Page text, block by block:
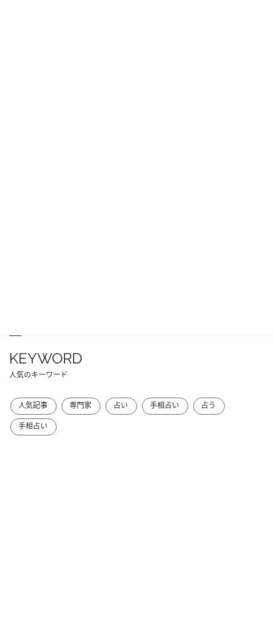
KEYWORD
人気のキーワード
人気記事 専門家 占い 手相占い
占う
手相占い